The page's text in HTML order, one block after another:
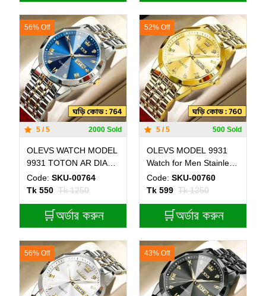
56% Off
5 / 5 2000 Sold
OLEVS WATCH MODEL
9931 TOTON AR DIAL
BLUE - MAN WATCH -
LOCK PUSH
Code: SKU-00764
Tk 550 Tk 1250
🛒অর্ডার করুন
52% Off
5 / 5 500 Sold
OLEVS MODEL 9931
Watch for Men Stainless
Steel Watches - 9931
FULL GOLDEN- MAN
এক পিস ব্যাটারি ফ্রি।
Code: SKU-00760
Tk 599 Tk 1250
🛒অর্ডার করুন
56% Off 43% Off